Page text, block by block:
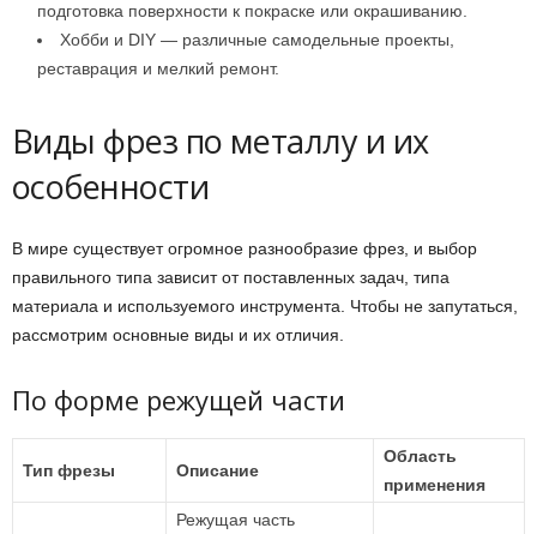
подготовка поверхности к покраске или окрашиванию.
Хобби и DIY — различные самодельные проекты,
реставрация и мелкий ремонт.
Виды фрез по металлу и их
особенности
В мире существует огромное разнообразие фрез, и выбор
правильного типа зависит от поставленных задач, типа
материала и используемого инструмента. Чтобы не запутаться,
рассмотрим основные виды и их отличия.
По форме режущей части
Тип фрезы Описание
Область
применения
Режущая часть